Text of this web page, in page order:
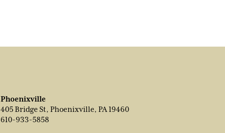
Phoenixville
405 Bridge St, Phoenixville, PA 19460
610-933-5858